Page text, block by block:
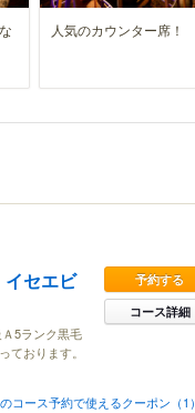
人気のカウンター席！
イセエビ
5ランク黒毛
おります。
予約する
コース詳細
コース予約で使えるクーポン（1）